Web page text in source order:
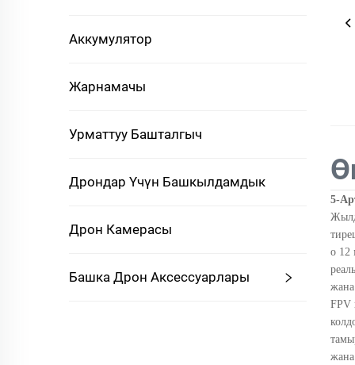
Аккумулятор
Жарнамачы
Урматтуу Башталгыч
Дрондар Үчүн Башкылдамдык
Дрон Камерасы
Башка Дрон Аксессуарлары
5-
о 12
FPV